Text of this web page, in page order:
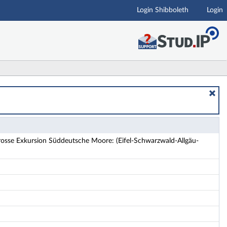
Login Shibboleth Login
Allgäu-Böhmerwald) - Details
Exkursion Süddeutsche Moore: (Eifel-Schwarzwald-Allgäu-